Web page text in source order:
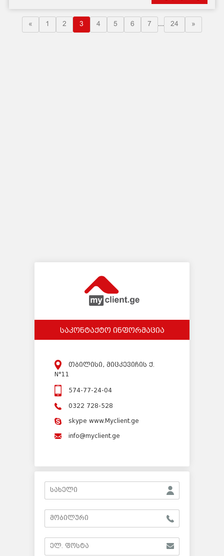
« 1 2 3 4 5 6 7 ... 24 »
საკონტაქტო ინფორმაცია
თბილისი, მიცკევიჩის ქ.
N°11
574-77-24-04
0322 728-528
skype www.Myclient.ge
info@myclient.ge